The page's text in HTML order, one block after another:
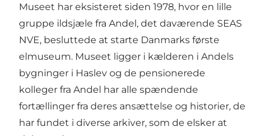
Museet har eksisteret siden 1978, hvor en lille
gruppe ildsjæle fra Andel, det daværende SEAS
NVE, besluttede at starte Danmarks første
elmuseum. Museet ligger i kælderen i Andels
bygninger i Haslev og de pensionerede
kolleger fra Andel har alle spændende
fortællinger fra deres ansættelse og historier, de
har fundet i diverse arkiver, som de elsker at